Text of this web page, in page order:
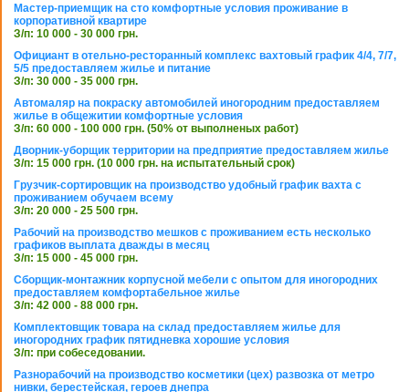
Мастер-приемщик на сто комфортные условия проживание в
корпоративной квартире
З/п: 10 000 - 30 000 грн.
Официант в отельно-ресторанный комплекс вахтовый график 4/4, 7/7,
5/5 предоставляем жилье и питание
З/п: 30 000 - 35 000 грн.
Автомаляр на покраску автомобилей иногородним предоставляем
жилье в общежитии комфортные условия
З/п: 60 000 - 100 000 грн. (50% от выполненых работ)
Дворник-уборщик территории на предприятие предоставляем жилье
З/п: 15 000 грн. (10 000 грн. на испытательный срок)
Грузчик-сортировщик на производство удобный график вахта с
проживанием обучаем всему
З/п: 20 000 - 25 500 грн.
Рабочий на производство мешков с проживанием есть несколько
графиков выплата дважды в месяц
З/п: 15 000 - 45 000 грн.
Сборщик-монтажник корпусной мебели с опытом для иногородних
предоставляем комфортабельное жилье
З/п: 42 000 - 88 000 грн.
Комплектовщик товара на склад предоставляем жилье для
иногородних график пятидневка хорошие условия
З/п: при собеседовании.
Разнорабочий на производство косметики (цех) развозка от метро
нивки, берестейская, героев днепра